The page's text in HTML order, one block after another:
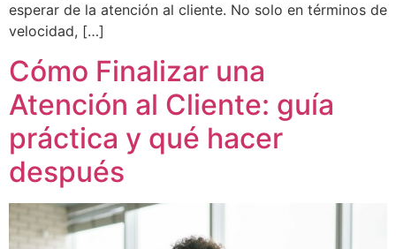
esperar de la atención al cliente. No solo en términos de
velocidad, […]
Cómo Finalizar una
Atención al Cliente: guía
práctica y qué hacer
después